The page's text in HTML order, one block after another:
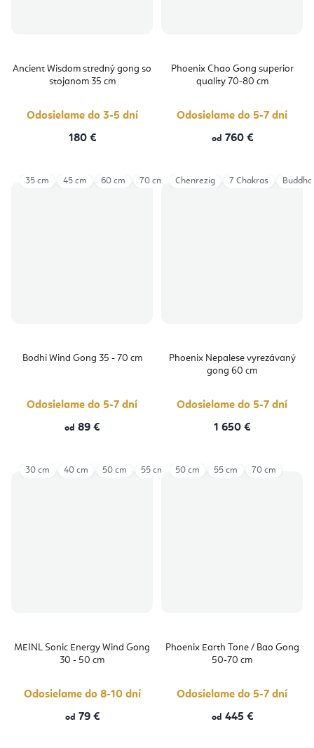
Ancient Wisdom stredný gong so
stojanom 35 cm
Odosielame do 3-5 dní
180 €
Phoenix Chao Gong superior
quality 70-80 cm
Odosielame do 5-7 dní
od 760 €
Bodhi Wind Gong 35 - 70 cm
Odosielame do 5-7 dní
od 89 €
35 cm 45 cm 60 cm 70 cm
Phoenix Nepalese vyrezávaný
gong 60 cm
Odosielame do 5-7 dní
1 650 €
Chenrezig 7 Chakras
MEINL Sonic Energy Wind Gong
30 - 50 cm
Odosielame do 8-10 dní
od 79 €
30 cm 40 cm 50 cm 55 cm
Phoenix Earth Tone / Bao Gong
50-70 cm
Odosielame do 5-7 dní
od 445 €
50 cm 55 cm 70 cm